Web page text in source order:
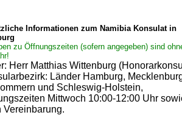
Informationen zum Namibia Konsulat in
zu Öffnungszeiten (sofern angegeben) sind
Herr Matthias Wittenburg
Länder Hamburg,
und Schleswig-Holstein,
Mittwoch 10:00-12:00 Uhr
Vereinbarung.